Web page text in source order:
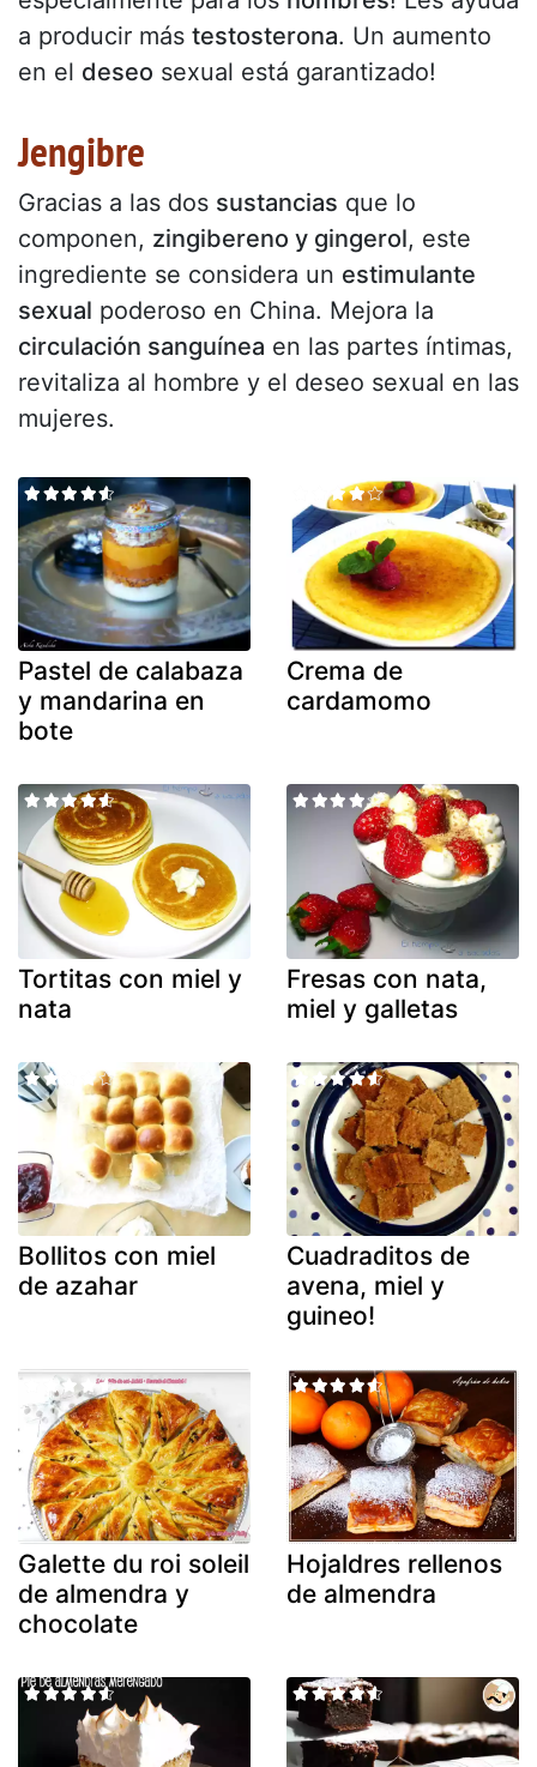
a producir más testosterona. Un aumento
en el deseo sexual está garantizado!
Jengibre
Gracias a las dos sustancias que lo
componen, zingibereno y gingerol, este
ingrediente se considera un estimulante
sexual poderoso en China. Mejora la
circulación sanguínea en las partes íntimas,
revitaliza al hombre y el deseo sexual en las
mujeres.
Pastel de calabaza
y mandarina en
bote
Crema de
cardamomo
Tortitas con miel y
nata
Fresas con nata,
miel y galletas
Bollitos con miel
de azahar
Cuadraditos de
avena, miel y
guineo!
Galette du roi soleil
de almendra y
chocolate
Hojaldres rellenos
de almendra